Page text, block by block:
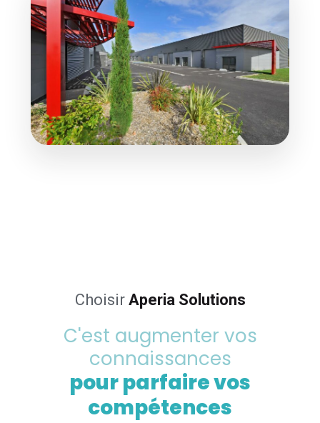
Choisir Aperia Solutions
C'est augmenter vos
connaissances
pour parfaire vos
compétences